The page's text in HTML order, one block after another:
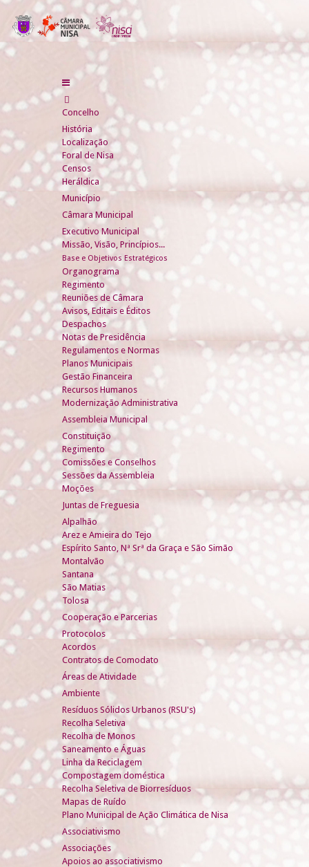
Concelho
História
Localização
Foral de Nisa
Censos
Heráldica
Município
Câmara Municipal
Executivo Municipal
Missão, Visão, Princípios...
Base e Objetivos Estratégicos
Organograma
Regimento
Reuniões de Câmara
Avisos, Editais e Éditos
Despachos
Notas de Presidência
Regulamentos e Normas
Planos Municipais
Gestão Financeira
Recursos Humanos
Modernização Administrativa
Assembleia Municipal
Constituição
Regimento
Comissões e Conselhos
Sessões da Assembleia
Moções
Juntas de Freguesia
Alpalhão
Arez e Amieira do Tejo
Espírito Santo, Nª Srª da Graça e São Simão
Montalvão
Santana
São Matias
Tolosa
Cooperação e Parcerias
Protocolos
Acordos
Contratos de Comodato
Áreas de Atividade
Ambiente
Resíduos Sólidos Urbanos (RSU's)
Recolha Seletiva
Recolha de Monos
Saneamento e Águas
Linha da Reciclagem
Compostagem doméstica
Recolha Seletiva de Biorresíduos
Mapas de Ruído
Plano Municipal de Ação Climática de Nisa
Associativismo
Associações
Apoios ao associativismo